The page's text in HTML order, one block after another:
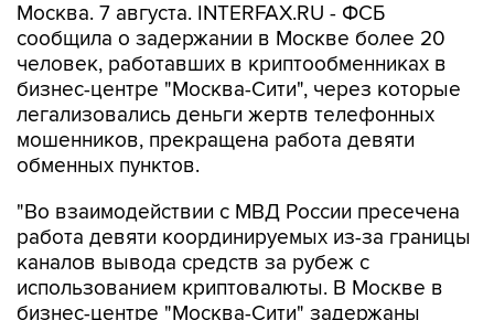
Москва. 7 августа. INTERFAX.RU - ФСБ
сообщила о задержании в Москве более 20
человек, работавших в криптообменниках в
бизнес-центре "Москва-Сити", через которые
легализовались деньги жертв телефонных
мошенников, прекращена работа девяти
обменных пунктов.
"Во взаимодействии с МВД России пресечена
работа девяти координируемых из-за границы
каналов вывода средств за рубеж с
использованием криптовалюты. В Москве в
бизнес-центре "Москва-Сити" задержаны